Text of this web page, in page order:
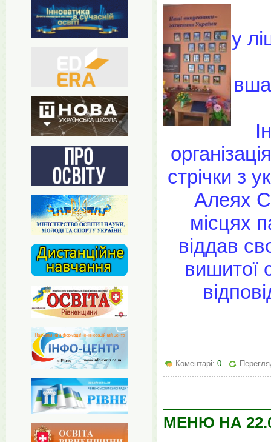
у
стрічки з
Алеях
місцях
віддав
вишитої
Коментарі: 0
МЕНЮ НА